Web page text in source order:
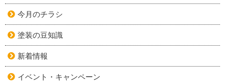
今月のチラシ
塗装の豆知識
新着情報
イベント・キャンペーン